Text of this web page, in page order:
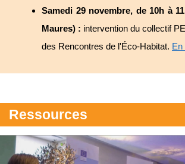
Samedi 29 novembre, de 10h à
Maures) : intervention du collectif
des Rencontres de l'Éco-Habitat. En
Ressources